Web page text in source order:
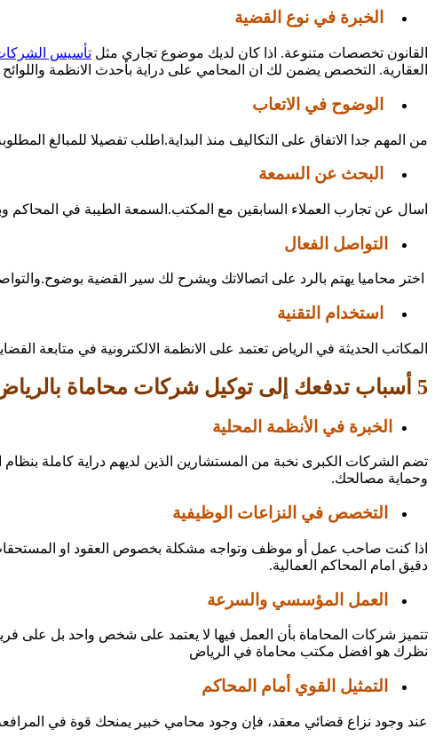
الخبرة في نوع القضية
القانون تخصصات متنوعة. اذا كان لديك موضوع تجاري مثل تأسيس
العقارية. التخصص يضمن لك ان المحامي على دراية بأحدث الانظمة
الوضوح في الاتعاب
من المهم جدا الاتفاق على التكاليف منذ البداية.اطلب تفصيلا للمبالغ
البحث عن السمعة
اسال عن تجارب العملاء السابقين مع المكتب.السمعة الطيبة في المحاكم
التواصل الفعال
اختر محاميا يهتم بالرد على اتصالاتك ويشرح لك سير القضية
استخدام التقنية
المكاتب الحديثة في الرياض تعتمد على الانظمة الالكترونية في متابعة
5 أسباب تدفعك إلى توكيل شركات محاماة بالرياض
الخبرة في الأنظمة المحلية
تضم الشركات الكبرى نخبة من المستشارين الذين لديهم دراية كاملة
وحماية مصالحك.
التخصص في النزاعات الوظيفية
اذا كنت صاحب عمل أو موظف وتواجه مشكلة بخصوص العقود او
دقيق امام المحاكم العمالية.
العمل المؤسسي والسرعة
تتميز شركات المحاماة بأن العمل فيها لا يعتمد على شخص واحد بل على
نظرك هو افضل مكتب محاماة في الرياض
التمثيل القوي أمام المحاكم
عند وجود نزاع قضائي معقد، فإن وجود محامي خبير يمنحك قوة في المرافعة